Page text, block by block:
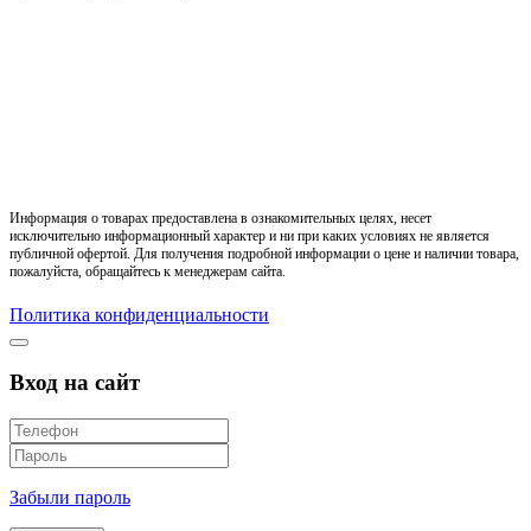
Информация о товарах предоставлена в ознакомительных целях, несет
исключительно информационный характер и ни при каких условиях не является
публичной офертой. Для получения подробной информации о цене и наличии товара,
пожалуйста, обращайтесь к менеджерам сайта.
Политика конфиденциальности
Вход на сайт
Забыли пароль